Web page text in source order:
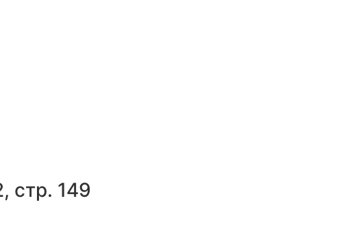
стр. 149